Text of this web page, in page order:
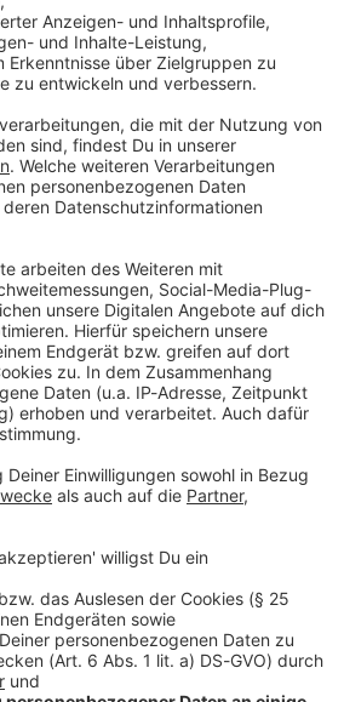
anmelden
uns etwas sagen?
Studio Hotline
Kontaktformular
Sprachnachricht
© dpa-infocom, dpa:251223-930-459436/1